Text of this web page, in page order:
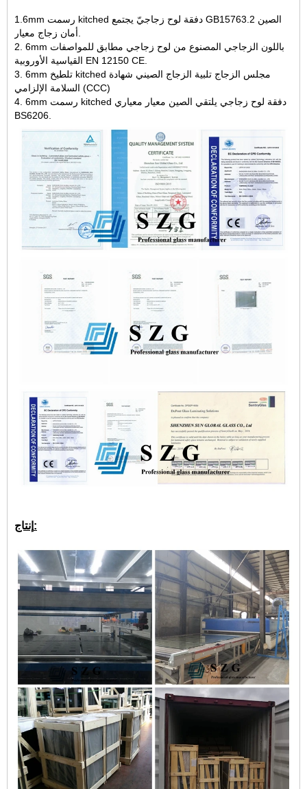
1.6mm رسمت kitched دفقة لوح زجاجيّ يجتمع GB15763.2 الصين
2. 6mm باللون الزجاجي المصنوع من لوح زجاجي مطابق للمواصفات
القياسية الأوروبية EN 12150 CE.
3. 6mm تلطيخ kitched مجلس الزجاج تلبية الزجاج الصيني شهادة
السلامة الإلزامي (CCC)
4. 6mm رسمت kitched دفقة لوح زجاجي يلتقي الصين معيار معياري
BS6206.
إنتاج: